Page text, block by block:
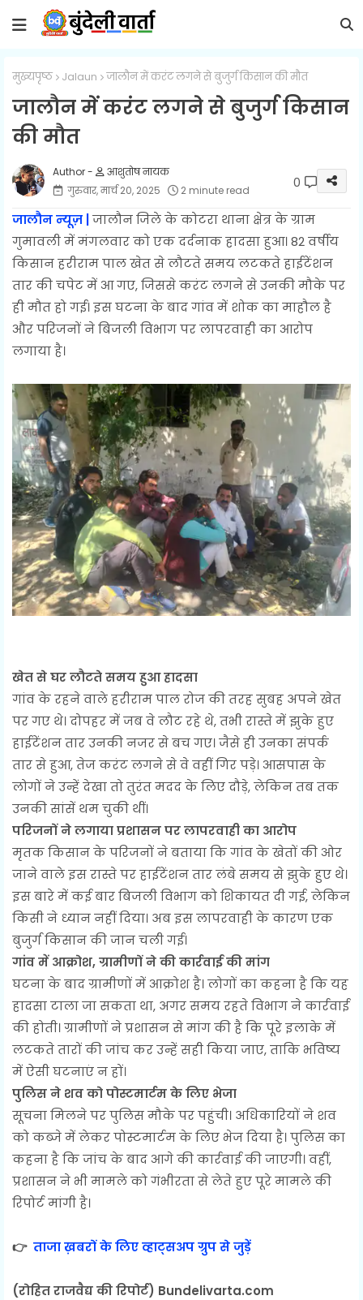
मुख्यपृष्ठ Jalaun जालौन में करंट लगने से बुजुर्ग किसान की मौत
जालौन में करंट लगने से बुजुर्ग किसान
की मौत
आशुतोष नायक
गुरुवार, मार्च 20, 2025
2 minute read 0
जालौन न्यूज़ | जालौनजिले के कोटरा थाना क्षेत्र के ग्राम
गुमावली में मंगलवार को एक दर्दनाक हादसा हुआ। 82 वर्षीय
किसान हरीराम पाल खेत से लौटते समय लटकते हाईटेंशन
तार की चपेट में आ गए, जिससे करंट लगने से उनकी मौके पर
ही मौत हो गई। इस घटना के बाद गांव में शोक का माहौल है
और परिजनों ने बिजली विभाग पर लापरवाही का आरोप
लगाया है।
खेत से घर लौटते समय हुआ हादसा
गांव के रहने वाले हरीराम पाल रोज की तरह सुबह अपने खेत
पर गए थे। दोपहर में जब वे लौट रहे थे, तभी रास्ते में झुके हुए
हाईटेंशन तार उनकी नजर से बच गए। जैसे ही उनका संपर्क
तार से हुआ, तेज करंट लगने से वे वहीं गिर पड़े। आसपास के
लोगों ने उन्हें देखा तो तुरंत मदद के लिए दौड़े, लेकिन तब तक
उनकी सांसें थम चुकी थीं।
परिजनों ने लगाया प्रशासन पर लापरवाही का आरोप
मृतक किसान के परिजनों ने बताया कि गांव के खेतों की ओर
जाने वाले इस रास्ते पर हाईटेंशन तार लंबे समय से झुके हुए थे।
इस बारे में कई बार बिजली विभाग को शिकायत दी गई, लेकिन
किसी ने ध्यान नहीं दिया। अब इस लापरवाही के कारण एक
बुजुर्ग किसान की जान चली गई।
गांव में आक्रोश, ग्रामीणों ने की कार्रवाई की मांग
घटना के बाद ग्रामीणों में आक्रोश है। लोगों का कहना है कि यह
हादसा टाला जा सकता था, अगर समय रहते विभाग ने कार्रवाई
की होती। ग्रामीणों ने प्रशासन से मांग की है कि पूरे इलाके में
लटकते तारों की जांच कर उन्हें सही किया जाए, ताकि भविष्य
में ऐसी घटनाएं न हों।
पुलिस ने शव को पोस्टमार्टम के लिए भेजा
सूचना मिलने पर पुलिस मौके पर पहुंची। अधिकारियों ने शव
को कब्जे में लेकर पोस्टमार्टम के लिए भेज दिया है। पुलिस का
कहना है कि जांच के बाद आगे की कार्रवाई की जाएगी। वहीं,
प्रशासन ने भी मामले को गंभीरता से लेते हुए पूरे मामले की
रिपोर्ट मांगी है।
👉 ताजा ख़बरों के लिए व्हाट्सअप ग्रुप से जुड़ें
(रोहित राजवैद्य की रिपोर्ट) Bundelivarta.com